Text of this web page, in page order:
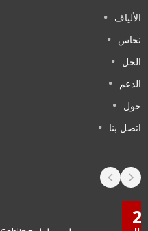
الألياف
نحاس
الحل
الدعم
حول
اتصل بنا